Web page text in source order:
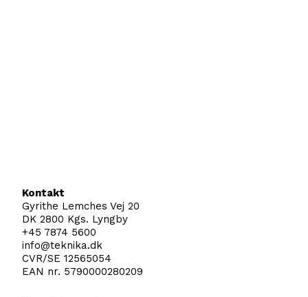
Kontakt
Gyrithe Lemches Vej 20
DK 2800 Kgs. Lyngby
+45 7874 5600
info@teknika.dk
CVR/SE 12565054
EAN nr. 5790000280209